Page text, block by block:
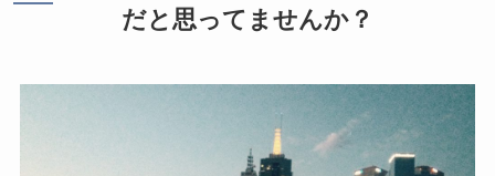
だと思ってませんか？